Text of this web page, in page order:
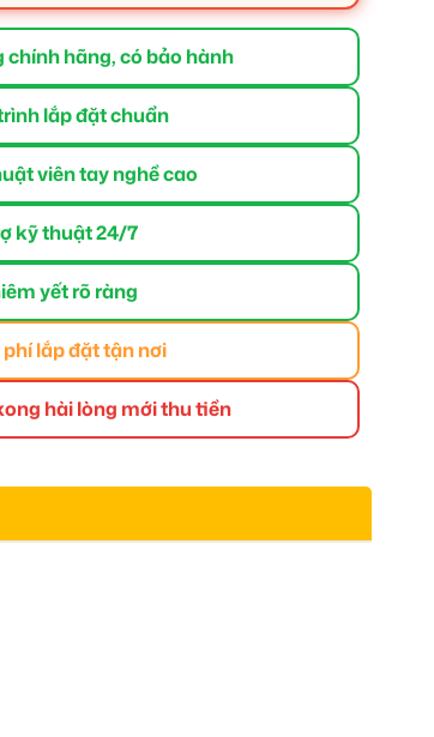
hãng, có bảo hành
lắp đặt chuẩn
viên tay nghề cao
kỹ thuật 24/7
yết rõ ràng
phí lắp đặt tận nơi
hài lòng mới thu tiền